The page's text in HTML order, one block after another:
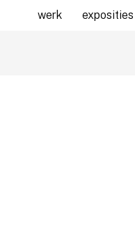
werk exposities